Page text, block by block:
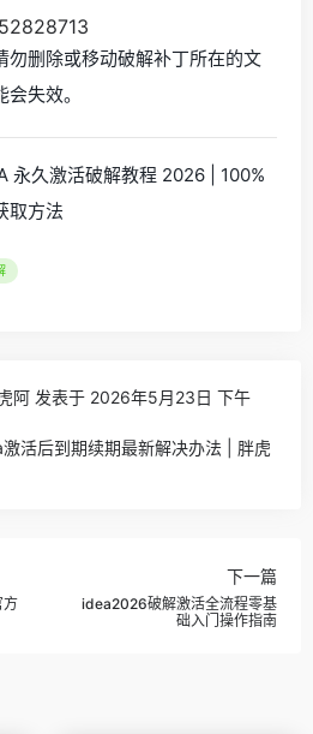
勿删除或移动破解补丁所在的文
失效。
永久激活破解教程 2026 | 100%
取方法
阿 发表于 2026年5月23日 下午
活后到期续期最新解决办法 | 胖虎
方
下一篇
idea2026破解激活全流程零基
础入门操作指南